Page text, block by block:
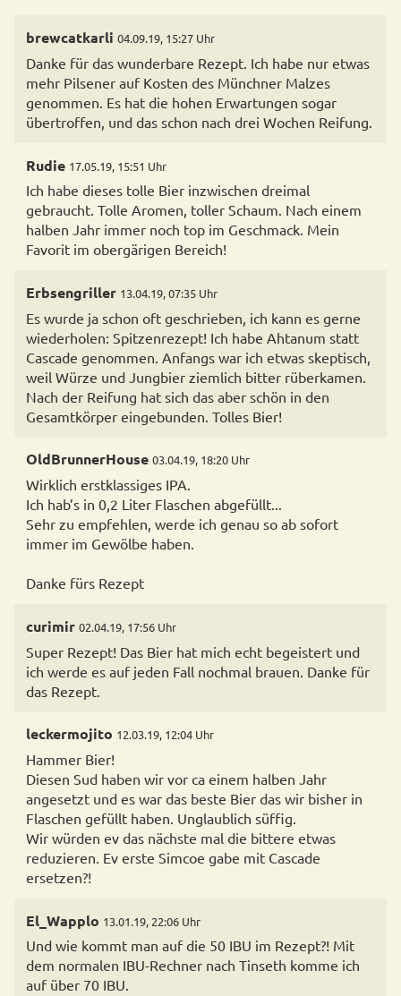
brewcatkarli 04.09.19, 15:27 Uhr
Danke für das wunderbare Rezept. Ich habe nur etwas
mehr Pilsener auf Kosten des Münchner Malzes
genommen. Es hat die hohen Erwartungen sogar
übertroffen, und das schon nach drei Wochen Reifung.
Rudie 17.05.19, 15:51 Uhr
Ich habe dieses tolle Bier inzwischen dreimal
gebraucht. Tolle Aromen, toller Schaum. Nach einem
halben Jahr immer noch top im Geschmack. Mein
Favorit im obergärigen Bereich!
Erbsengriller 13.04.19, 07:35 Uhr
Es wurde ja schon oft geschrieben, ich kann es gerne
wiederholen: Spitzenrezept! Ich habe Ahtanum statt
Cascade genommen. Anfangs war ich etwas skeptisch,
weil Würze und Jungbier ziemlich bitter rüberkamen.
Nach der Reifung hat sich das aber schön in den
Gesamtkörper eingebunden. Tolles Bier!
OldBrunnerHouse 03.04.19, 18:20 Uhr
Wirklich erstklassiges IPA.
Ich hab’s in 0,2 Liter Flaschen abgefüllt...
Sehr zu empfehlen, werde ich genau so ab sofort
immer im Gewölbe haben.
Danke fürs Rezept
curimir 02.04.19, 17:56 Uhr
Super Rezept! Das Bier hat mich echt begeistert und
ich werde es auf jeden Fall nochmal brauen. Danke für
das Rezept.
leckermojito 12.03.19, 12:04 Uhr
Hammer Bier!
Diesen Sud haben wir vor ca einem halben Jahr
angesetzt und es war das beste Bier das wir bisher in
Flaschen gefüllt haben. Unglaublich süffig.
Wir würden ev das nächste mal die bittere etwas
reduzieren. Ev erste Simcoe gabe mit Cascade
ersetzen?!
El_Wapplo 13.01.19, 22:06 Uhr
Und wie kommt man auf die 50 IBU im Rezept?! Mit
dem normalen IBU-Rechner nach Tinseth komme ich
auf über 70 IBU.